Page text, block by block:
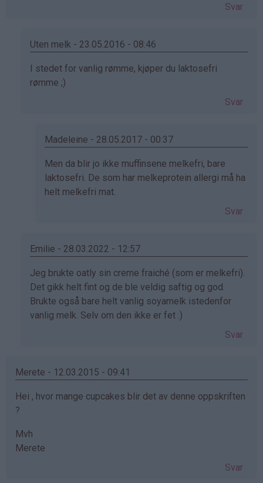
Svar
Uten melk - 23.05.2016 - 08:46
Som
svar
(ikke
I stedet for vanlig rømme, kjøper du laktosefri
rømme ;)
Svar
Madeleine - 28.05.2017 - 00:37
Som
svar
på
(ikke
Men da blir jo ikke muffinsene melkefri, bare
laktosefri. De som har melkeprotein allergi må ha
helt melkefri mat.
Svar
Emilie - 28.03.2022 - 12:57
Som
svar
på
av
Jeg brukte oatly sin creme fraiché (som er melkefri).
Det gikk helt fint og de ble veldig saftig og god.
Brukte også bare helt vanlig soyamelk istedenfor
vanlig melk. Selv om den ikke er fet :)
Svar
Merete - 12.03.2015 - 09:41
Hei , hvor mange cupcakes blir det av denne oppskriften
?
Mvh
Merete
Svar